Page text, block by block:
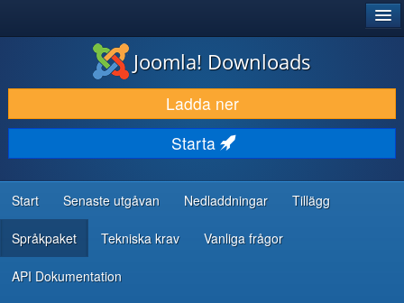
LADDA NER & UTÖKA
UPPTÄCK & LÄR
GEMENSKAP & SUPPORT
RESURSER FÖR UTVECKLARE
Joomla! Downloads
Ladda ner
Starta
Start Senaste utgåvan Nedladdningar Tillägg
Språkpaket Tekniska krav Vanliga frågor
API Dokumentation